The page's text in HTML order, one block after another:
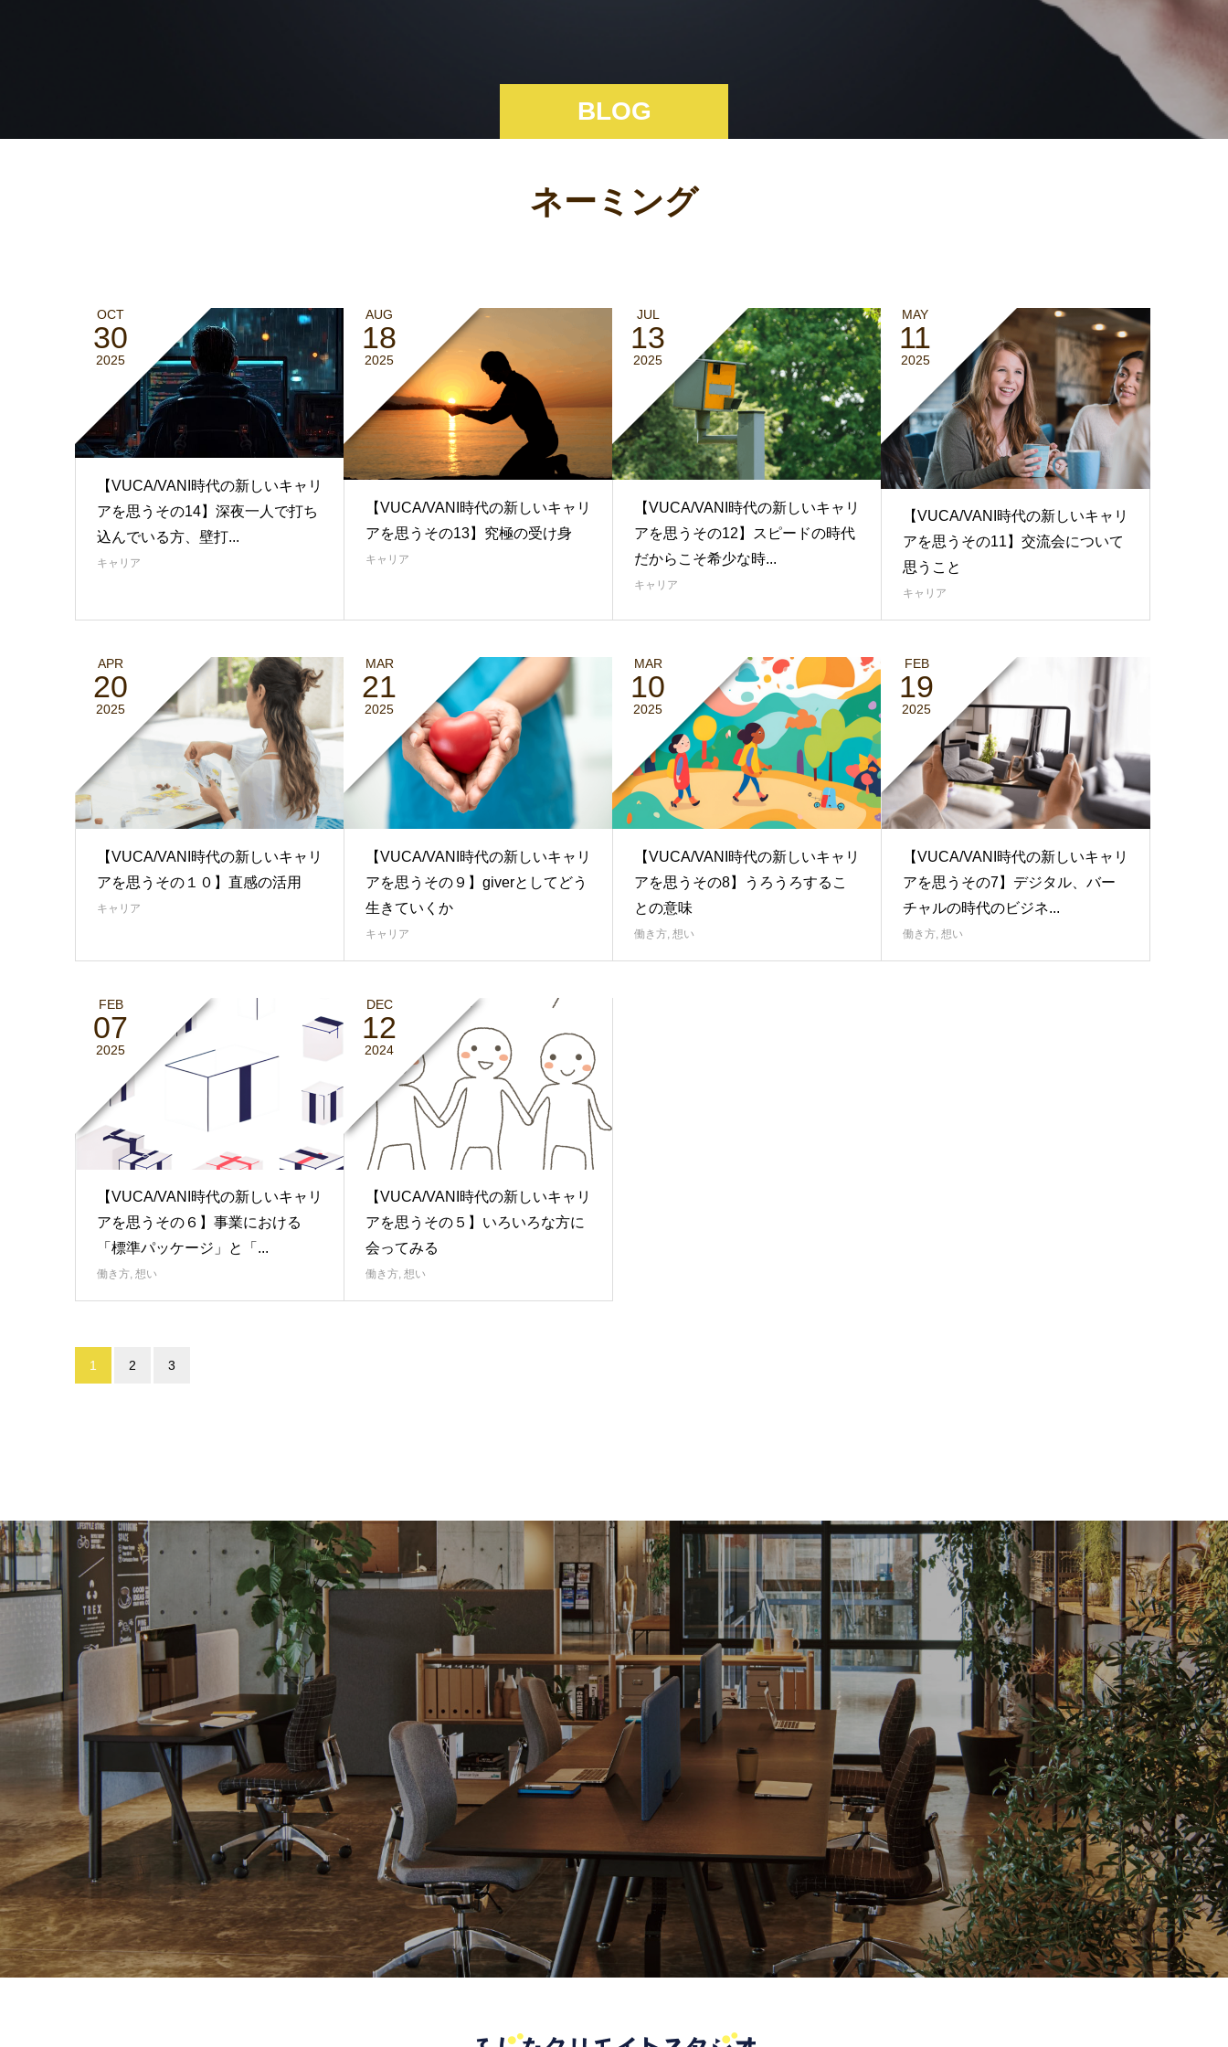
BLOG
ネーミング
OCT
30
2025
【VUCA/VANI時代の新しいキャリ
アを思うその14】深夜一人で打ち
込んでいる方、壁打...
キャリア
AUG
18
2025
【VUCA/VANI時代の新しいキャリ
アを思うその13】究極の受け身
キャリア
JUL
13
2025
【VUCA/VANI時代の新しいキャリ
アを思うその12】スピードの時代
だからこそ希少な時...
キャリア
MAY
11
2025
【VUCA/VANI時代の新しいキャリ
アを思うその11】交流会について
思うこと
キャリア
APR
20
2025
【VUCA/VANI時代の新しいキャリ
アを思うその１０】直感の活用
キャリア
MAR
21
2025
【VUCA/VANI時代の新しいキャリ
アを思うその９】giverとしてどう
生きていくか
キャリア
MAR
10
2025
【VUCA/VANI時代の新しいキャリ
アを思うその8】うろうろするこ
との意味
働き方, 想い
FEB
19
2025
【VUCA/VANI時代の新しいキャリ
アを思うその7】デジタル、バー
チャルの時代のビジネ...
働き方, 想い
FEB
07
2025
【VUCA/VANI時代の新しいキャリ
アを思うその６】事業における
「標準パッケージ」と「...
働き方, 想い
DEC
12
2024
【VUCA/VANI時代の新しいキャリ
アを思うその５】いろいろな方に
会ってみる
働き方, 想い
1 2 3